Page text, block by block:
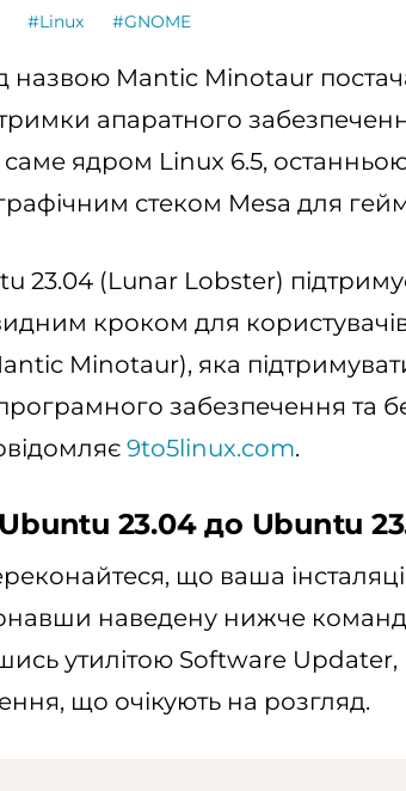
#Linux #GNOME
назвою Mantic Minotaur
апаратного
ядром Linux 6.5,
стеком Mesa для
23.04 (Lunar Lobster)
кроком для
Minotaur), яка
забезпечення та
9to5linux.com.
23.04 до Ubuntu
що ваша
наведену нижче
утилітою Software Updater,
що очікують на розгляд.